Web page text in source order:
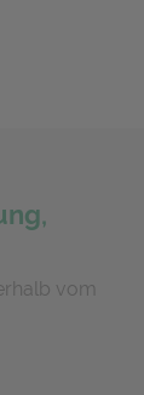
vom